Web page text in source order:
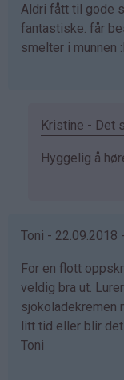
(ikke
bekreftet)
Aldri fått til gode
fantastiske. får
smelter i munnen
Kristine - Det
Som
Fru
(ikke
bekreftet)
Hyggelig å
Toni - 22.09.2018
For en flott
veldig bra ut.
sjokoladekremen
litt tid eller blir
Toni